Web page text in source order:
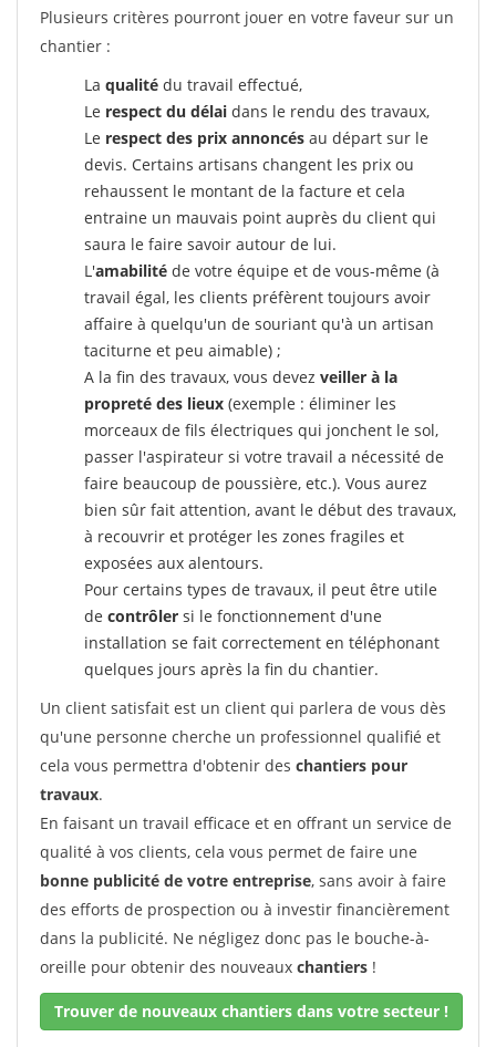
Plusieurs critères pourront jouer en votre faveur sur un
chantier :
La qualité du travail effectué,
Le respect du délai dans le rendu des travaux,
Le respect des prix annoncés au départ sur le
devis. Certains artisans changent les prix ou
rehaussent le montant de la facture et cela
entraine un mauvais point auprès du client qui
saura le faire savoir autour de lui.
L'amabilité de votre équipe et de vous-même (à
travail égal, les clients préfèrent toujours avoir
affaire à quelqu'un de souriant qu'à un artisan
taciturne et peu aimable) ;
A la fin des travaux, vous devez veiller à la
propreté des lieux (exemple : éliminer les
morceaux de fils électriques qui jonchent le sol,
passer l'aspirateur si votre travail a nécessité de
faire beaucoup de poussière, etc.). Vous aurez
bien sûr fait attention, avant le début des travaux,
à recouvrir et protéger les zones fragiles et
exposées aux alentours.
Pour certains types de travaux, il peut être utile
de contrôler si le fonctionnement d'une
installation se fait correctement en téléphonant
quelques jours après la fin du chantier.
Un client satisfait est un client qui parlera de vous dès
qu'une personne cherche un professionnel qualifié et
cela vous permettra d'obtenir des chantiers pour
travaux.
En faisant un travail efficace et en offrant un service de
qualité à vos clients, cela vous permet de faire une
bonne publicité de votre entreprise, sans avoir à faire
des efforts de prospection ou à investir financièrement
dans la publicité. Ne négligez donc pas le bouche-à-
oreille pour obtenir des nouveaux chantiers !
Trouver de nouveaux chantiers dans votre secteur !